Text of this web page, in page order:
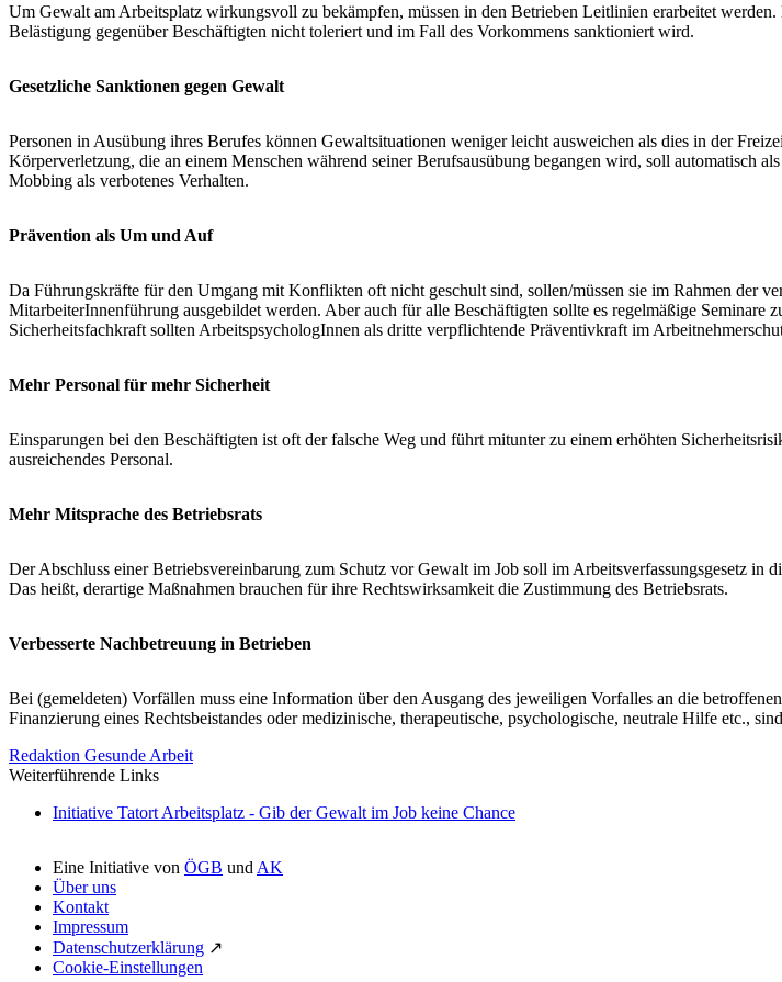
Um Gewalt am Arbeitsplatz wirkungsvoll zu bekämpfen, müssen in den Betrieben Leitlinien erarbeitet
Belästigung gegenüber Beschäftigten nicht toleriert und im Fall des Vorkommens sanktioniert wird.
Gesetzliche Sanktionen gegen Gewalt
Personen in Ausübung ihres Berufes können Gewaltsituationen weniger leicht ausweichen als dies in der
Körperverletzung, die an einem Menschen während seiner Berufsausübung begangen wird, soll automatisch
Mobbing als verbotenes Verhalten.
Prävention als Um und Auf
Da Führungskräfte für den Umgang mit Konflikten oft nicht geschult sind, sollen/müssen sie im Rahmen der
MitarbeiterInnenführung ausgebildet werden. Aber auch für alle Beschäftigten sollte es regelmäßige
Sicherheitsfachkraft sollten ArbeitspsychologInnen als dritte verpflichtende Präventivkraft im
Mehr Personal für mehr Sicherheit
Einsparungen bei den Beschäftigten ist oft der falsche Weg und führt mitunter zu einem erhöhten
ausreichendes Personal.
Mehr Mitsprache des Betriebsrats
Der Abschluss einer Betriebsvereinbarung zum Schutz vor Gewalt im Job soll im Arbeitsverfassungsgesetz
Das heißt, derartige Maßnahmen brauchen für ihre Rechtswirksamkeit die Zustimmung des Betriebsrats.
Verbesserte Nachbetreuung in Betrieben
Bei (gemeldeten) Vorfällen muss eine Information über den Ausgang des jeweiligen Vorfalles an die
Finanzierung eines Rechtsbeistandes oder medizinische, therapeutische, psychologische, neutrale Hilfe etc.,
Redaktion Gesunde Arbeit
Weiterführende Links
Initiative Tatort Arbeitsplatz - Gib der Gewalt im Job keine Chance
Eine Initiative von ÖGB und AK
Über uns
Kontakt
Impressum
Datenschutzerklärung ↗
Cookie-Einstellungen